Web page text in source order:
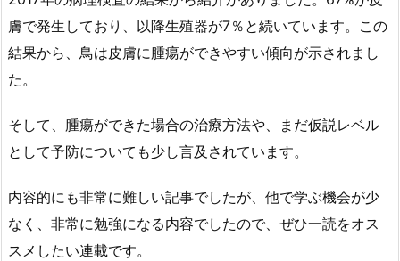
膚で発生しており、以降生殖器が7％と続いています。この
結果から、鳥は皮膚に腫瘍ができやすい傾向が示されまし
た。
そして、腫瘍ができた場合の治療方法や、まだ仮説レベル
として予防についても少し言及されています。
内容的にも非常に難しい記事でしたが、他で学ぶ機会が少
なく、非常に勉強になる内容でしたので、ぜひ一読をオス
スメしたい連載です。